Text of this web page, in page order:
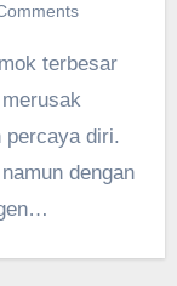
percaya diri.
dengan